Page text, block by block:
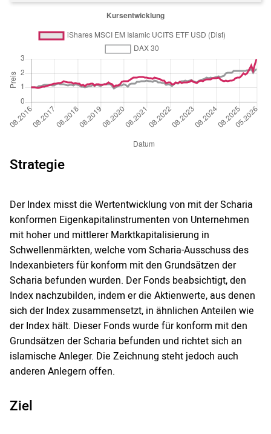
Strategie
Der Index misst die Wertentwicklung von mit der Scharia
konformen Eigenkapitalinstrumenten von Unternehmen
mit hoher und mittlerer Marktkapitalisierung in
Schwellenmärkten, welche vom Scharia-Ausschuss des
Indexanbieters für konform mit den Grundsätzen der
Scharia befunden wurden. Der Fonds beabsichtigt, den
Index nachzubilden, indem er die Aktienwerte, aus denen
sich der Index zusammensetzt, in ähnlichen Anteilen wie
der Index hält. Dieser Fonds wurde für konform mit den
Grundsätzen der Scharia befunden und richtet sich an
islamische Anleger. Die Zeichnung steht jedoch auch
anderen Anlegern offen.
Ziel